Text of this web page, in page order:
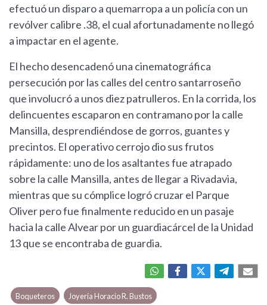
efectuó un disparo a quemarropa a un policía con un
revólver calibre .38, el cual afortunadamente no llegó
a impactar en el agente.
El hecho desencadenó una cinematográfica
persecución por las calles del centro santarroseño
que involucró a unos diez patrulleros. En la corrida, los
delincuentes escaparon en contramano por la calle
Mansilla, desprendiéndose de gorros, guantes y
precintos. El operativo cerrojo dio sus frutos
rápidamente: uno de los asaltantes fue atrapado
sobre la calle Mansilla, antes de llegar a Rivadavia,
mientras que su cómplice logró cruzar el Parque
Oliver pero fue finalmente reducido en un pasaje
hacia la calle Alvear por un guardiacárcel de la Unidad
13 que se encontraba de guardia.
Boqueteros Joyería Horacio R. Bustos